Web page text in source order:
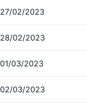
27/02/2023
28/02/2023
01/03/2023
02/03/2023